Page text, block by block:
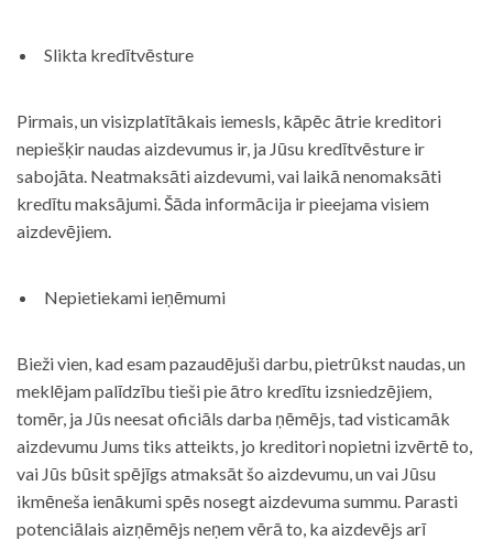
Slikta kredītvēsture
Pirmais, un visizplatītākais iemesls, kāpēc ātrie kreditori
nepiešķir naudas aizdevumus ir, ja Jūsu kredītvēsture ir
sabojāta. Neatmaksāti aizdevumi, vai laikā nenomaksāti
kredītu maksājumi. Šāda informācija ir pieejama visiem
aizdevējiem.
Nepietiekami ieņēmumi
Bieži vien, kad esam pazaudējuši darbu, pietrūkst naudas, un
meklējam palīdzību tieši pie ātro kredītu izsniedzējiem,
tomēr, ja Jūs neesat oficiāls darba ņēmējs, tad visticamāk
aizdevumu Jums tiks atteikts, jo kreditori nopietni izvērtē to,
vai Jūs būsit spējīgs atmaksāt šo aizdevumu, un vai Jūsu
ikmēneša ienākumi spēs nosegt aizdevuma summu. Parasti
potenciālais aizņēmējs neņem vērā to, ka aizdevējs arī